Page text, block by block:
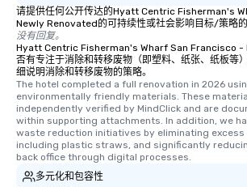
请提供任何公开传达的Hyatt Centric Fisherman's
Newly Renovated的可持续性或社会影响目标/策略的
没有回复。
Hyatt Centric Fisherman's Wharf San Francisco -
否有专注于消除和转移废物（即塑料、纸张、纸板等
细说明消除和转移废物的策略。
The hotel completed a full renovation in 2026
environmentally friendly materials. These
independently verified by MindClick and are
within supporting attachments. In addition, we
waste reduction initiatives by eliminating excess
including plastic straws, and significantly
back office through digital processes.
多元化和包容性